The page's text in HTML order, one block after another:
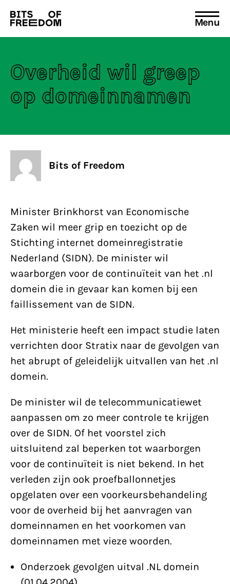
Search
for:
Menu
Overheid wil greep
op domeinnamen
Bits of Freedom
Minister Brinkhorst van Economische
Zaken wil meer grip en toezicht op de
Stichting internet domeinregistratie
Nederland (SIDN). De minister wil
waarborgen voor de continuïteit van het .nl
domein die in gevaar kan komen bij een
faillissement van de SIDN.
Het ministerie heeft een impact studie laten
verrichten door Stratix naar de gevolgen van
het abrupt of geleidelijk uitvallen van het .nl
domein.
De minister wil de telecommunicatiewet
aanpassen om zo meer controle te krijgen
over de SIDN. Of het voorstel zich
uitsluitend zal beperken tot waarborgen
voor de continuïteit is niet bekend. In het
verleden zijn ook proefballonnetjes
opgelaten over een voorkeursbehandeling
voor de overheid bij het aanvragen van
domeinnamen en het voorkomen van
domeinnamen met vieze woorden.
Onderzoek gevolgen uitval .NL domein